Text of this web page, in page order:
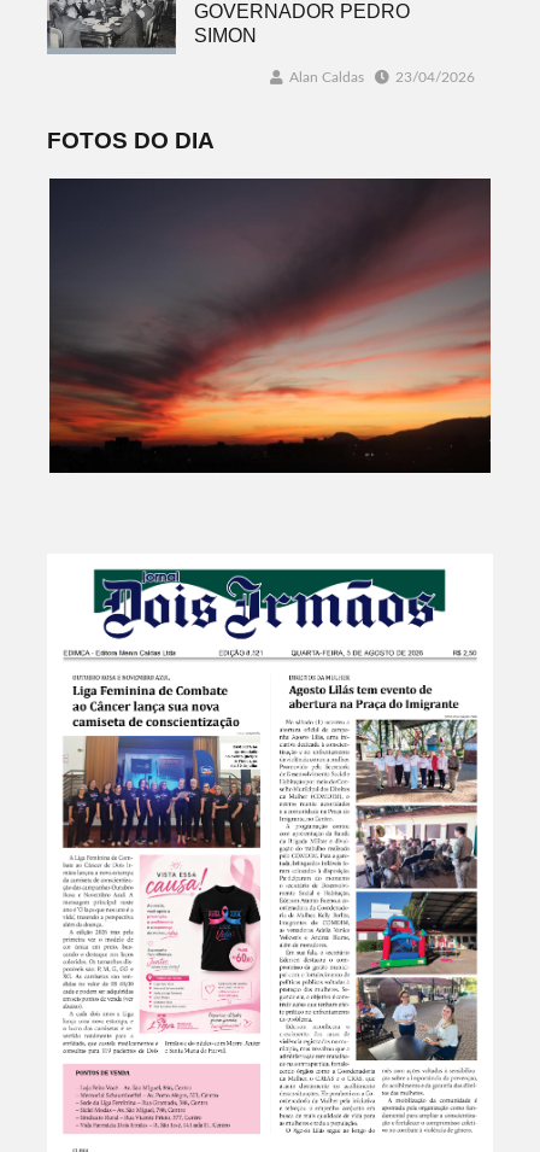
GOVERNADOR PEDRO
SIMON
Alan Caldas 23/04/2026
FOTOS DO DIA